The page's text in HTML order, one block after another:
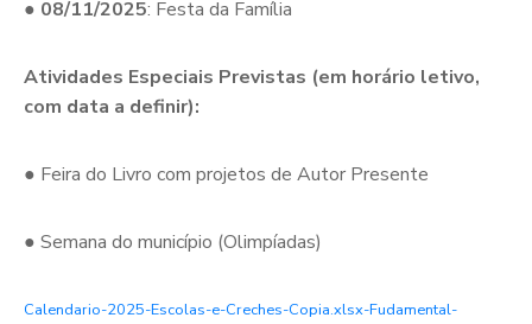
● 08/11/2025: Festa da Família
Atividades Especiais Previstas (em horário letivo,
com data a definir):
● Feira do Livro com projetos de Autor Presente
● Semana do município (Olimpíadas)
Calendario-2025-Escolas-e-Creches-Copia.xlsx-Fudamental-